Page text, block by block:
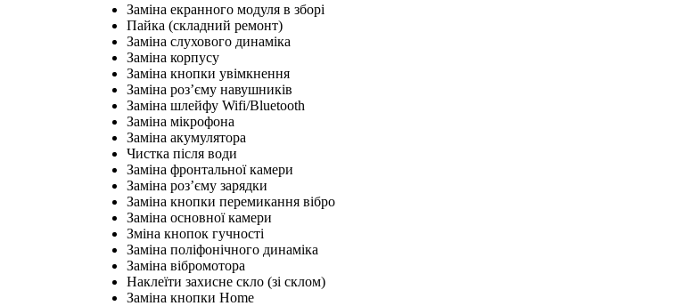
Заміна екранного модуля в зборі
Пайка (складний ремонт)
Заміна слухового динаміка
Заміна корпусу
Заміна кнопки увімкнення
Заміна роз’єму навушників
Заміна шлейфу Wifi/Bluetooth
Заміна мікрофона
Заміна акумулятора
Чистка після води
Заміна фронтальної камери
Заміна роз’єму зарядки
Заміна кнопки перемикання вібро
Заміна основної камери
Зміна кнопок гучності
Заміна поліфонічного динаміка
Заміна вібромотора
Наклеїти захисне скло (зі склом)
Заміна кнопки Home